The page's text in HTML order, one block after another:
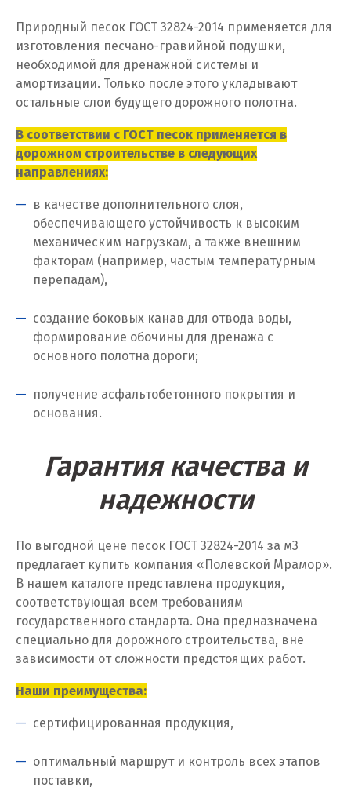
И
Иваново
Ижевск
Иркутск
Ишим
Казань
Калининград
Калуга
Камышево
Качканар
Кемерово
Киров
Природный песок ГОСТ 32824-2014 применяется для
изготовления песчано-гравийной подушки,
необходимой для дренажной системы и
амортизации. Только после этого укладывают
остальные слои будущего дорожного полотна.
В соответствии с ГОСТ песок применяется в
дорожном строительстве в следующих
направлениях:
в качестве дополнительного слоя,
обеспечивающего устойчивость к высоким
механическим нагрузкам, а также внешним
факторам (например, частым температурным
перепадам),
создание боковых канав для отвода воды,
формирование обочины для дренажа с
основного полотна дороги;
получение асфальтобетонного покрытия и
основания.
Гарантия качества и
надежности
По выгодной цене песок ГОСТ 32824-2014 за м3
предлагает купить компания «Полевской Мрамор».
В нашем каталоге представлена продукция,
соответствующая всем требованиям
государственного стандарта. Она предназначена
специально для дорожного строительства, вне
зависимости от сложности предстоящих работ.
Наши преимущества:
сертифицированная продукция,
оптимальный маршрут и контроль всех этапов
поставки,